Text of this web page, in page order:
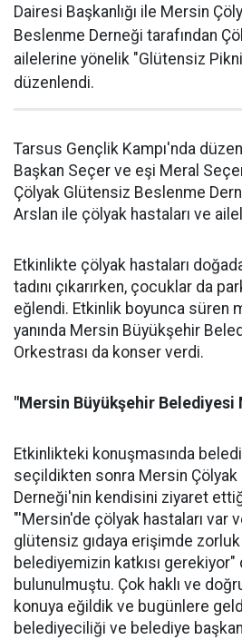
Dairesi Başkanlığı ile Mersin
Beslenme Derneği tarafından
ailelerine yönelik "Glütensiz
düzenlendi.
Tarsus Gençlik Kampı'nda
Başkan Seçer ve eşi Meral
Çölyak Glütensiz Beslenme
Arslan ile çölyak hastaları ve
Etkinlikte çölyak hastaları
tadını çıkarırken, çocuklar da
eğlendi. Etkinlik boyunca süren
yanında Mersin Büyükşehir
Orkestrası da konser verdi.
"Mersin Büyükşehir Belediyesi
Etkinlikteki konuşmasında
seçildikten sonra Mersin
Derneği'nin kendisini ziyaret
"'Mersin'de çölyak hastaları var
glütensiz gıdaya erişimde zorluk
belediyemizin katkısı
bulunulmuştu. Çok haklı ve
konuya eğildik ve bugünlere
belediyeciliği ve belediye